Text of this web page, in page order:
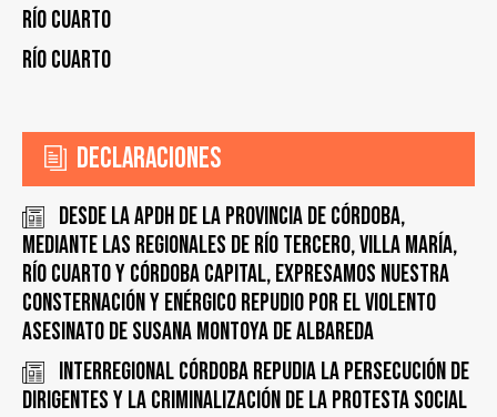
RÍO CUARTO
Río Cuarto
Declaraciones
Desde la APDH de la Provincia de Córdoba,
mediante las regionales de Río Tercero, Villa María,
Río Cuarto y Córdoba Capital, expresamos nuestra
consternación y enérgico repudio por el violento
asesinato de Susana Montoya de Albareda
INTERREGIONAL CÓRDOBA REPUDIA LA PERSECUCIÓN DE
DIRIGENTES y LA CRIMINALIZACIÓN DE LA PROTESTA SOCIAL